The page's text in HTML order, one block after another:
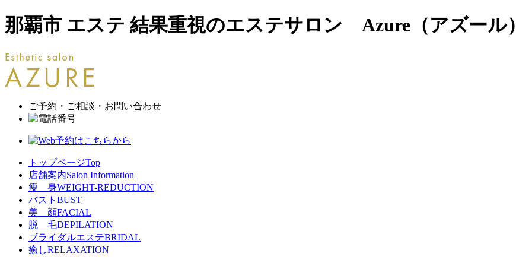
那覇市 エステ 結果重視のエステサロン Azure（アズール）
ご予約・ご相談・お問い合わせ
トップページTop
店舗案内Salon Information
痩 身WEIGHT-REDUCTION
バスト BUST
美 顔FACIAL
脱 毛DEPILATION
ブライダルエステBRIDAL
癒しRELAXATION